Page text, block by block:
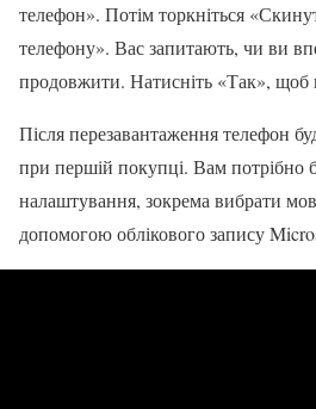
телефон». Потім торкніться
телефону». Вас запитають, чи ви
продовжити. Натисніть «Так», щоб
Після перезавантаження телефон
при першій покупці. Вам потрібно
налаштування, зокрема вибрати
допомогою облікового запису